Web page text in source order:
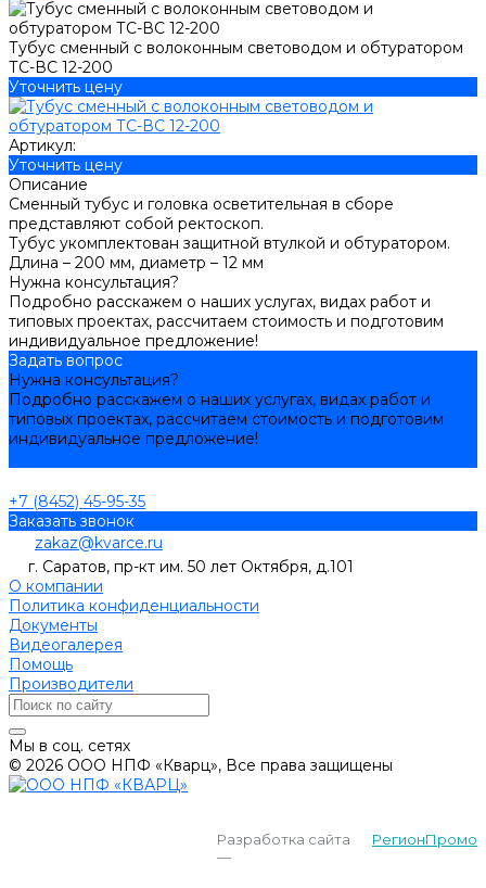
Тубус сменный с волоконным световодом и обтуратором
ТС-ВС 12-200
Уточнить цену
Артикул:
Уточнить цену
Описание
Сменный тубус и головка осветительная в сборе
представляют собой ректоскоп.
Тубус укомплектован защитной втулкой и обтуратором.
Длина – 200 мм, диаметр – 12 мм
Нужна консультация?
Подробно расскажем о наших услугах, видах работ и
типовых проектах, рассчитаем стоимость и подготовим
индивидуальное предложение!
Задать вопрос
Нужна консультация?
Подробно расскажем о наших услугах, видах работ и
типовых проектах, рассчитаем стоимость и подготовим
индивидуальное предложение!
+7 (8452) 45-95-35
Заказать звонок
zakaz@kvarce.ru
г. Саратов, пр-кт им. 50 лет Октября, д.101
О компании
Политика конфиденциальности
Документы
Видеогалерея
Помощь
Производители
Мы в соц. сетях
© 2026 ООО НПФ «Кварц», Все права защищены
Разработка сайта
—
РегионПромо